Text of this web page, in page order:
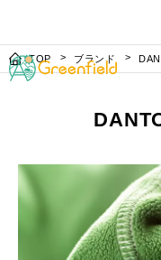
TOP ブランド